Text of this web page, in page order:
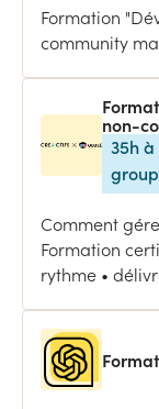
Formation
community
non-
35h
Comment
Formation
rythme •